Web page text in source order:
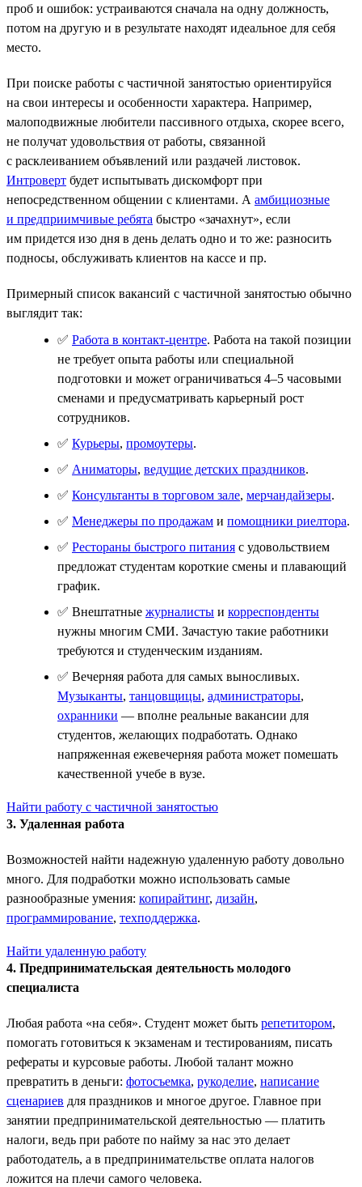
проб и ошибок: устраиваются сначала на одну должность,
потом на другую и в результате находят идеальное для себя
место.
При поиске работы с частичной занятостью ориентируйся
на свои интересы и особенности характера. Например,
малоподвижные любители пассивного отдыха, скорее всего,
не получат удовольствия от работы, связанной
с расклеиванием объявлений или раздачей листовок.
Интроверт будет испытывать дискомфорт при
непосредственном общении с клиентами. А амбициозные
и предприимчивые ребята быстро «зачахнут», если
им придется изо дня в день делать одно и то же: разносить
подносы, обслуживать клиентов на кассе и пр.
Примерный список вакансий с частичной занятостью обычно
выглядит так:
✅ Работа в контакт-центре. Работа на такой позиции
не требует опыта работы или специальной
подготовки и может ограничиваться 4–5 часовыми
сменами и предусматривать карьерный рост
сотрудников.
✅ Курьеры, промоутеры.
✅ Аниматоры, ведущие детских праздников.
✅ Консультанты в торговом зале, мерчандайзеры.
✅ Менеджеры по продажам и помощники риелтора.
✅ Рестораны быстрого питания с удовольствием
предложат студентам короткие смены и плавающий
график.
✅ Внештатные журналисты и корреспонденты
нужны многим СМИ. Зачастую такие работники
требуются и студенческим изданиям.
✅ Вечерняя работа для самых выносливых.
Музыканты, танцовщицы, администраторы,
охранники — вполне реальные вакансии для
студентов, желающих подработать. Однако
напряженная ежевечерняя работа может помешать
качественной учебе в вузе.
Найти работу с частичной занятостью
3. Удаленная работа
Возможностей найти надежную удаленную работу довольно
много. Для подработки можно использовать самые
разнообразные умения: копирайтинг, дизайн,
программирование, техподдержка.
Найти удаленную работу
4. Предпринимательская деятельность молодого
специалиста
Любая работа «на себя». Студент может быть репетитором,
помогать готовиться к экзаменам и тестированиям, писать
рефераты и курсовые работы. Любой талант можно
превратить в деньги: фотосъемка, рукоделие, написание
сценариев для праздников и многое другое. Главное при
занятии предпринимательской деятельностью — платить
налоги, ведь при работе по найму за нас это делает
работодатель, а в предпринимательстве оплата налогов
ложится на плечи самого человека.